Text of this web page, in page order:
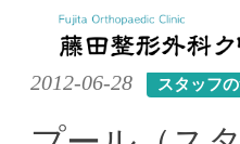
2012-06-28 スタッフ